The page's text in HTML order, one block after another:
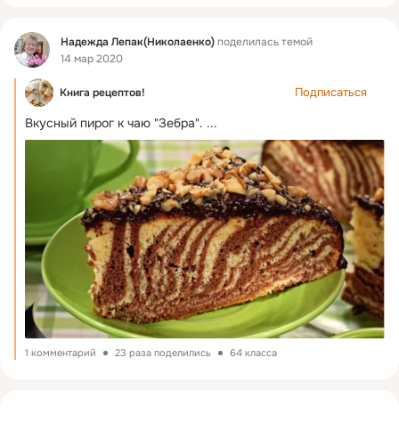
Фид Надежда Лепак(Николаенко)поделилась темой
14 мар 2020
Книга рецептов! Подписаться
Вкусный пирог к чаю "Зебра". ...
1 комментарий 23 раза поделились 64 класса